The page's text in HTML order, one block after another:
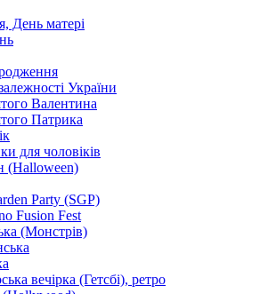
День матері
України
Валентина
Патрика
для чоловіків
(Halloween)
Party (SGP)
Fusion Fest
(Монстрів)
вечірка (Гетсбі), ретро